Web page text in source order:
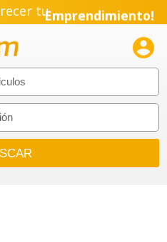
tuEmprendimiento!
